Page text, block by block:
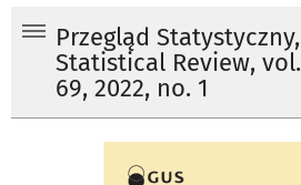
Przegląd Statystyczny,
Statistical Review, vol.
69, 2022, no. 1